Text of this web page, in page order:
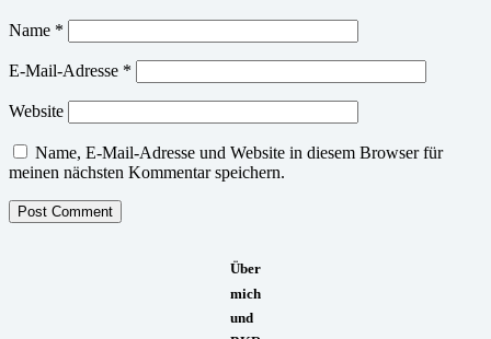
Name *
E-Mail-Adresse *
Website
Name, E-Mail-Adresse und Website in diesem Browser für
meinen nächsten Kommentar speichern.
Über
mich
und